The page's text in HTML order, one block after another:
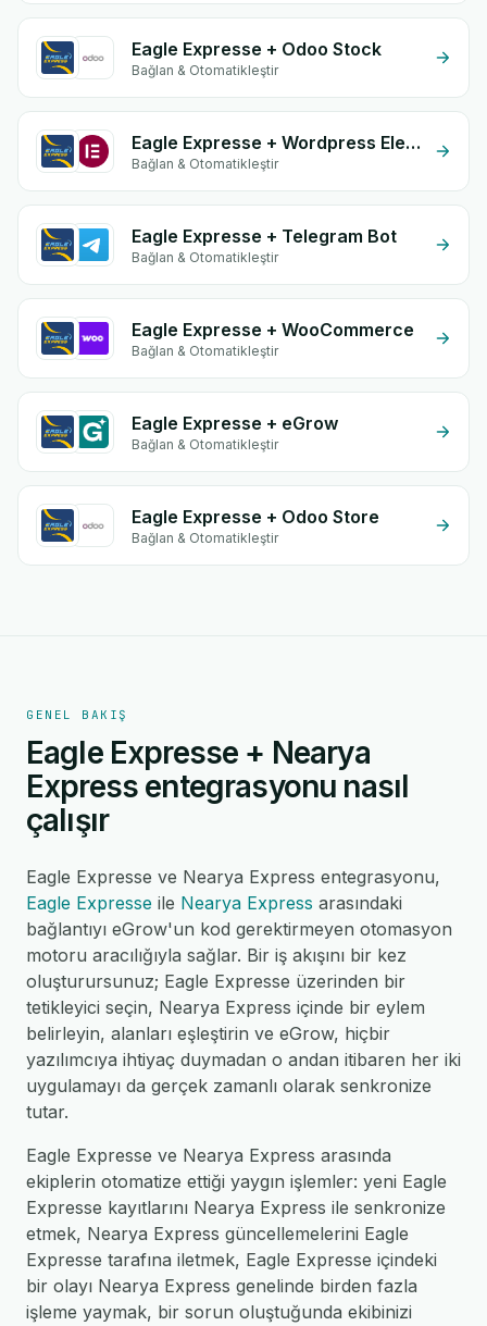
Eagle Expresse + Odoo Stock
Bağlan & Otomatikleştir
Eagle Expresse + Wordpress Elementor
Bağlan & Otomatikleştir
Eagle Expresse + Telegram Bot
Bağlan & Otomatikleştir
Eagle Expresse + WooCommerce
Bağlan & Otomatikleştir
Eagle Expresse + eGrow
Bağlan & Otomatikleştir
Eagle Expresse + Odoo Store
Bağlan & Otomatikleştir
GENEL BAKIŞ
Eagle Expresse + Nearya
Express entegrasyonu nasıl
çalışır
Eagle Expresse ve Nearya Express entegrasyonu,
Eagle Expresse ile Nearya Express arasındaki
bağlantıyı eGrow'un kod gerektirmeyen otomasyon
motoru aracılığıyla sağlar. Bir iş akışını bir kez
oluşturursunuz; Eagle Expresse üzerinden bir
tetikleyici seçin, Nearya Express içinde bir eylem
belirleyin, alanları eşleştirin ve eGrow, hiçbir
yazılımcıya ihtiyaç duymadan o andan itibaren her iki
uygulamayı da gerçek zamanlı olarak senkronize
tutar.
Eagle Expresse ve Nearya Express arasında
ekiplerin otomatize ettiği yaygın işlemler: yeni Eagle
Expresse kayıtlarını Nearya Express ile senkronize
etmek, Nearya Express güncellemelerini Eagle
Expresse tarafına iletmek, Eagle Expresse içindeki
bir olayı Nearya Express genelinde birden fazla
işleme yaymak, bir sorun oluştuğunda ekibinizi